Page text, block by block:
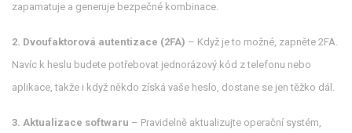
zapamatuje a generuje bezpečné kombinace.
2. Dvoufaktorová autentizace (2FA) – Když je to možné, zapněte 2FA.
Navíc k heslu budete potřebovat jednorázový kód z telefonu nebo
aplikace, takže i když někdo získá vaše heslo, dostane se jen těžko dál.
3. Aktualizace softwaru – Pravidelně aktualizujte operační systém,